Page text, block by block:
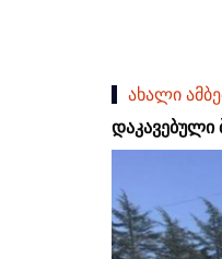
ახალი
დაკავებული